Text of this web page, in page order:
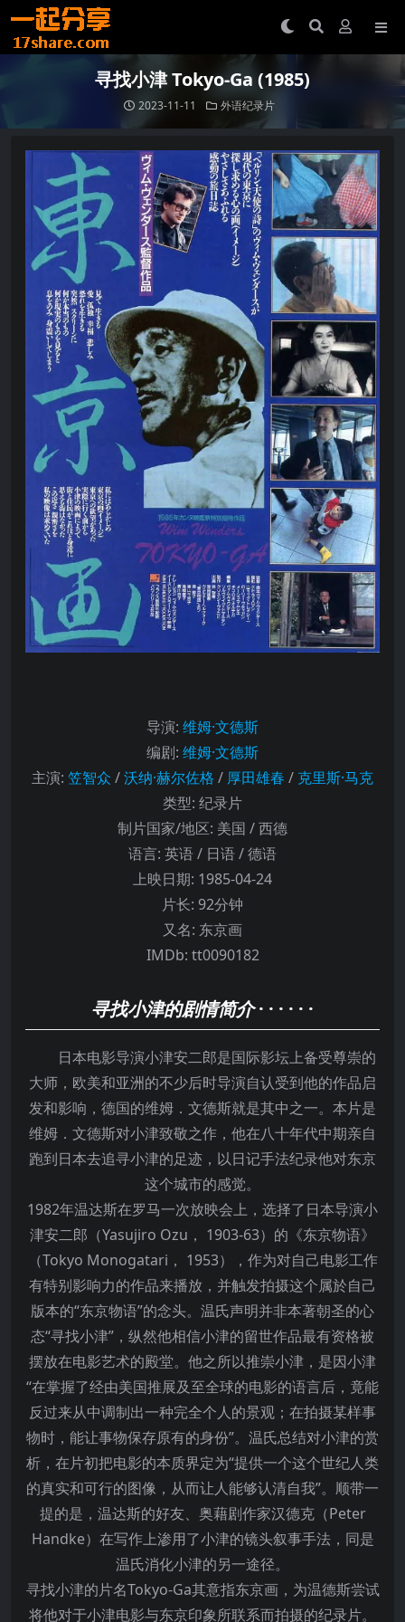
寻找小津 Tokyo-Ga (1985)
2023-11-11 外语纪录片
导演: 维姆·文德斯
编剧: 维姆·文德斯
主演: 笠智众 /沃纳·赫尔佐格 / 厚田雄春 / 克里斯·马克
类型: 纪录片
制片国家/地区: 美国 / 西德
语言: 英语 / 日语 / 德语
上映日期: 1985-04-24
片长: 92分钟
又名: 东京画
IMDb: tt0090182
寻找小津的剧情简介· · · · · ·
日本电影导演小津安二郎是国际影坛上备受尊崇的
大师，欧美和亚洲的不少后时导演自认受到他的作品启
发和影响，德国的维姆．文德斯就是其中之一。本片是
维姆．文德斯对小津致敬之作，他在八十年代中期亲自
跑到日本去追寻小津的足迹，以日记手法纪录他对东京
这个城市的感觉。
1982年温达斯在罗马一次放映会上，选择了日本导演小
津安二郎（Yasujiro Ozu， 1903-63）的《东京物语》
（Tokyo Monogatari， 1953），作为对自己电影工作
有特别影响力的作品来播放，并触发拍摄这个属於自己
版本的“东京物语”的念头。温氏声明并非本著朝圣的心
态“寻找小津”，纵然他相信小津的留世作品最有资格被
摆放在电影艺术的殿堂。他之所以推崇小津，是因小津
“在掌握了经由美国推展及至全球的电影的语言后，竟能
反过来从中调制出一种完全个人的景观；在拍摄某样事
物时，能让事物保存原有的身份”。温氏总结对小津的赏
析，在片初把电影的本质界定为“提供一个这个世纪人类
的真实和可行的图像，从而让人能够认清自我”。顺带一
提的是，温达斯的好友、奥藉剧作家汉德克（Peter
Handke）在写作上渗用了小津的镜头叙事手法，同是
温氏消化小津的另一途径。
寻找小津的片名Tokyo-Ga其意指东京画，为温德斯尝试
将他对于小津电影与东京印象所联系而拍摄的纪录片。